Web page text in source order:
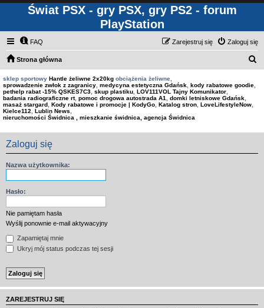
Świat PSX - gry PSX, gry PS2 - forum
PlayStation
FAQ Zaloguj się
Zarejestruj się
Strona główna
sklep sportowy Hantle żeliwne 2x20kg obciążenia żeliwne,
sprowadzenie zwłok z zagranicy medycyna estetyczna Gdańsk kody rabatowe goodie
pethelp rabat -15% QSKES7C3 skup plastiku LOV111VOL Tajny Komunikator
badania radiograficzne rt, pomoc drogowa autostrada A1 domki letniskowe Gdańsk
masaż stargard Kody rabatowe i promocje | KodyGo Katalog stron LoveLifestyleNow
Kielce112
Lublin News
nieruchomości Świdnica , mieszkanie świdnica, agencja Świdnica
Zaloguj się
Nazwa użytkownika:
Hasło:
Nie pamiętam hasła
Wyślij ponownie e-mail aktywacyjny
Zapamiętaj mnie
Ukryj mój status podczas tej sesji
ZAREJESTRUJ SIĘ